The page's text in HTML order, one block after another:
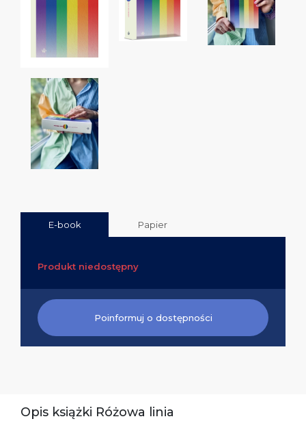
E-book Papier
Produkt niedostępny
Poinformuj o dostępności
Opis książki Różowa linia